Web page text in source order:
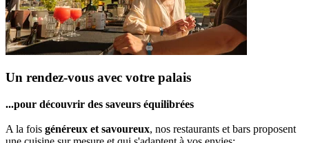
Un rendez-vous avec votre palais
...pour découvrir des saveurs équilibrées
A la fois généreux et savoureux, nos restaurants et bars proposent